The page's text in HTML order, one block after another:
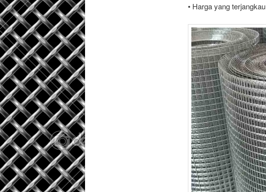
• Harga yang terjangkau